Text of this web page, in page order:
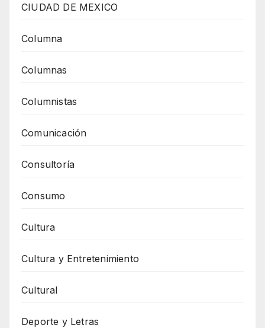
CIUDAD DE MEXICO
Columna
Columnas
Columnistas
Comunicación
Consultoría
Consumo
Cultura
Cultura y Entretenimiento
Cultural
Deporte y Letras